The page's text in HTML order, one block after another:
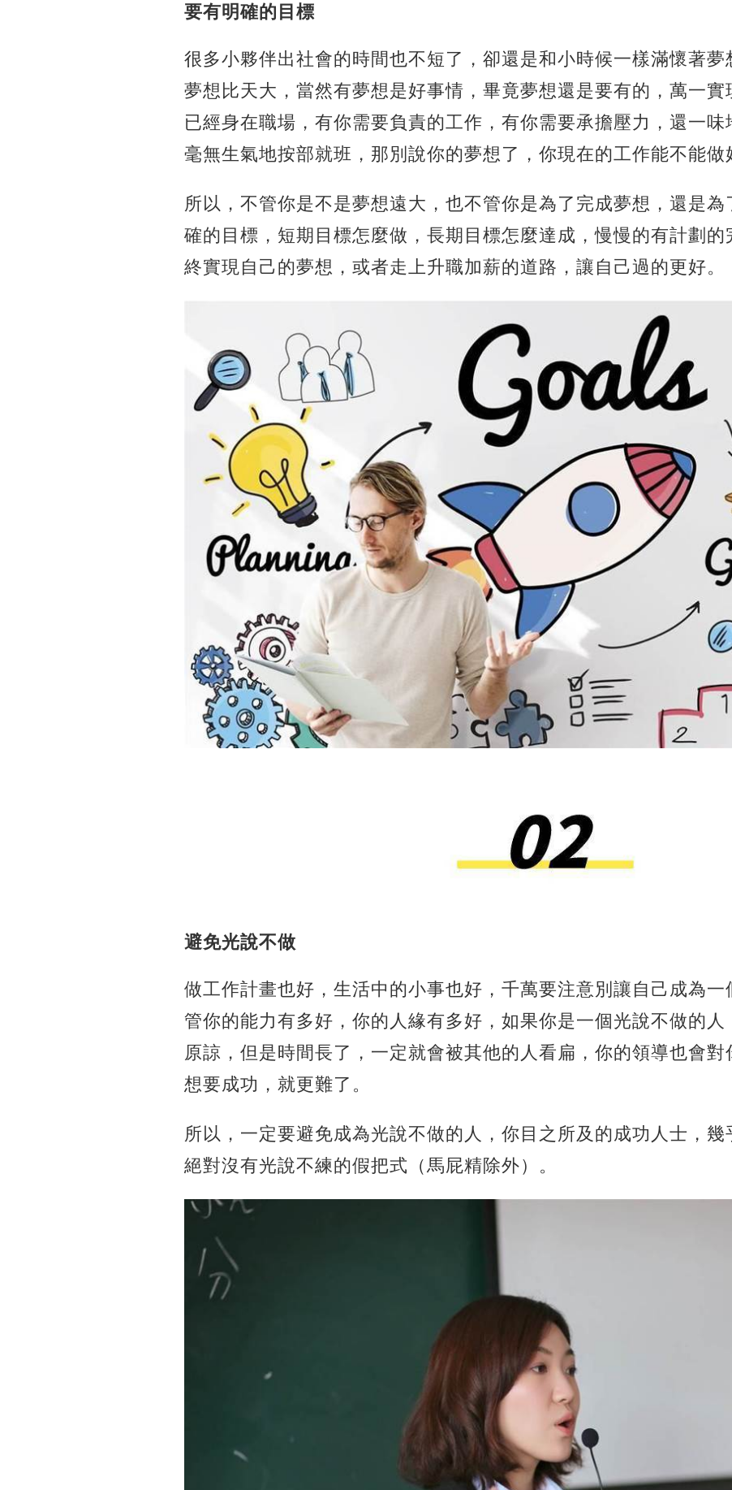
要有明確的目標
很多小夥伴出社會的時間也不短了，卻還是和小時候一樣滿懷著夢
夢想比天大，當然有夢想是好事情，畢竟夢想還是要有的，萬一
已經身在職場，有你需要負責的工作，有你需要承擔壓力，還一味
毫無生氣地按部就班，那別說你的夢想了，你現在的工作能不能做
所以，不管你是不是夢想遠大，也不管你是為了完成夢想，還是為
確的目標，短期目標怎麼做，長期目標怎麼達成，慢慢的有計劃的
終實現自己的夢想，或者走上升職加薪的道路，讓自己過的更好。
避免光說不做
做工作計畫也好，生活中的小事也好，千萬要注意別讓自己成為一
管你的能力有多好，你的人緣有多好，如果你是一個光說不做的人
原諒，但是時間長了，一定就會被其他的人看扁，你的領導也會對
想要成功，就更難了。
所以，一定要避免成為光說不做的人，你目之所及的成功人士，幾
絕對沒有光說不練的假把式（馬屁精除外）。